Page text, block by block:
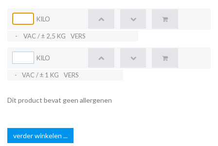
KILO
- VAC / ± 2,5 KG VERS
KILO
- VAC / ± 1 KG VERS
Dit product bevat geen allergenen
verder winkelen ...